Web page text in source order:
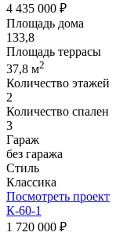
4 435 000 ₽
Площадь дома
133,8
Площадь террасы
37,8 м2
Количество этажей
2
Количество спален
3
Гараж
без гаража
Стиль
Классика
Посмотреть проект
К-60-1
1 720 000 ₽